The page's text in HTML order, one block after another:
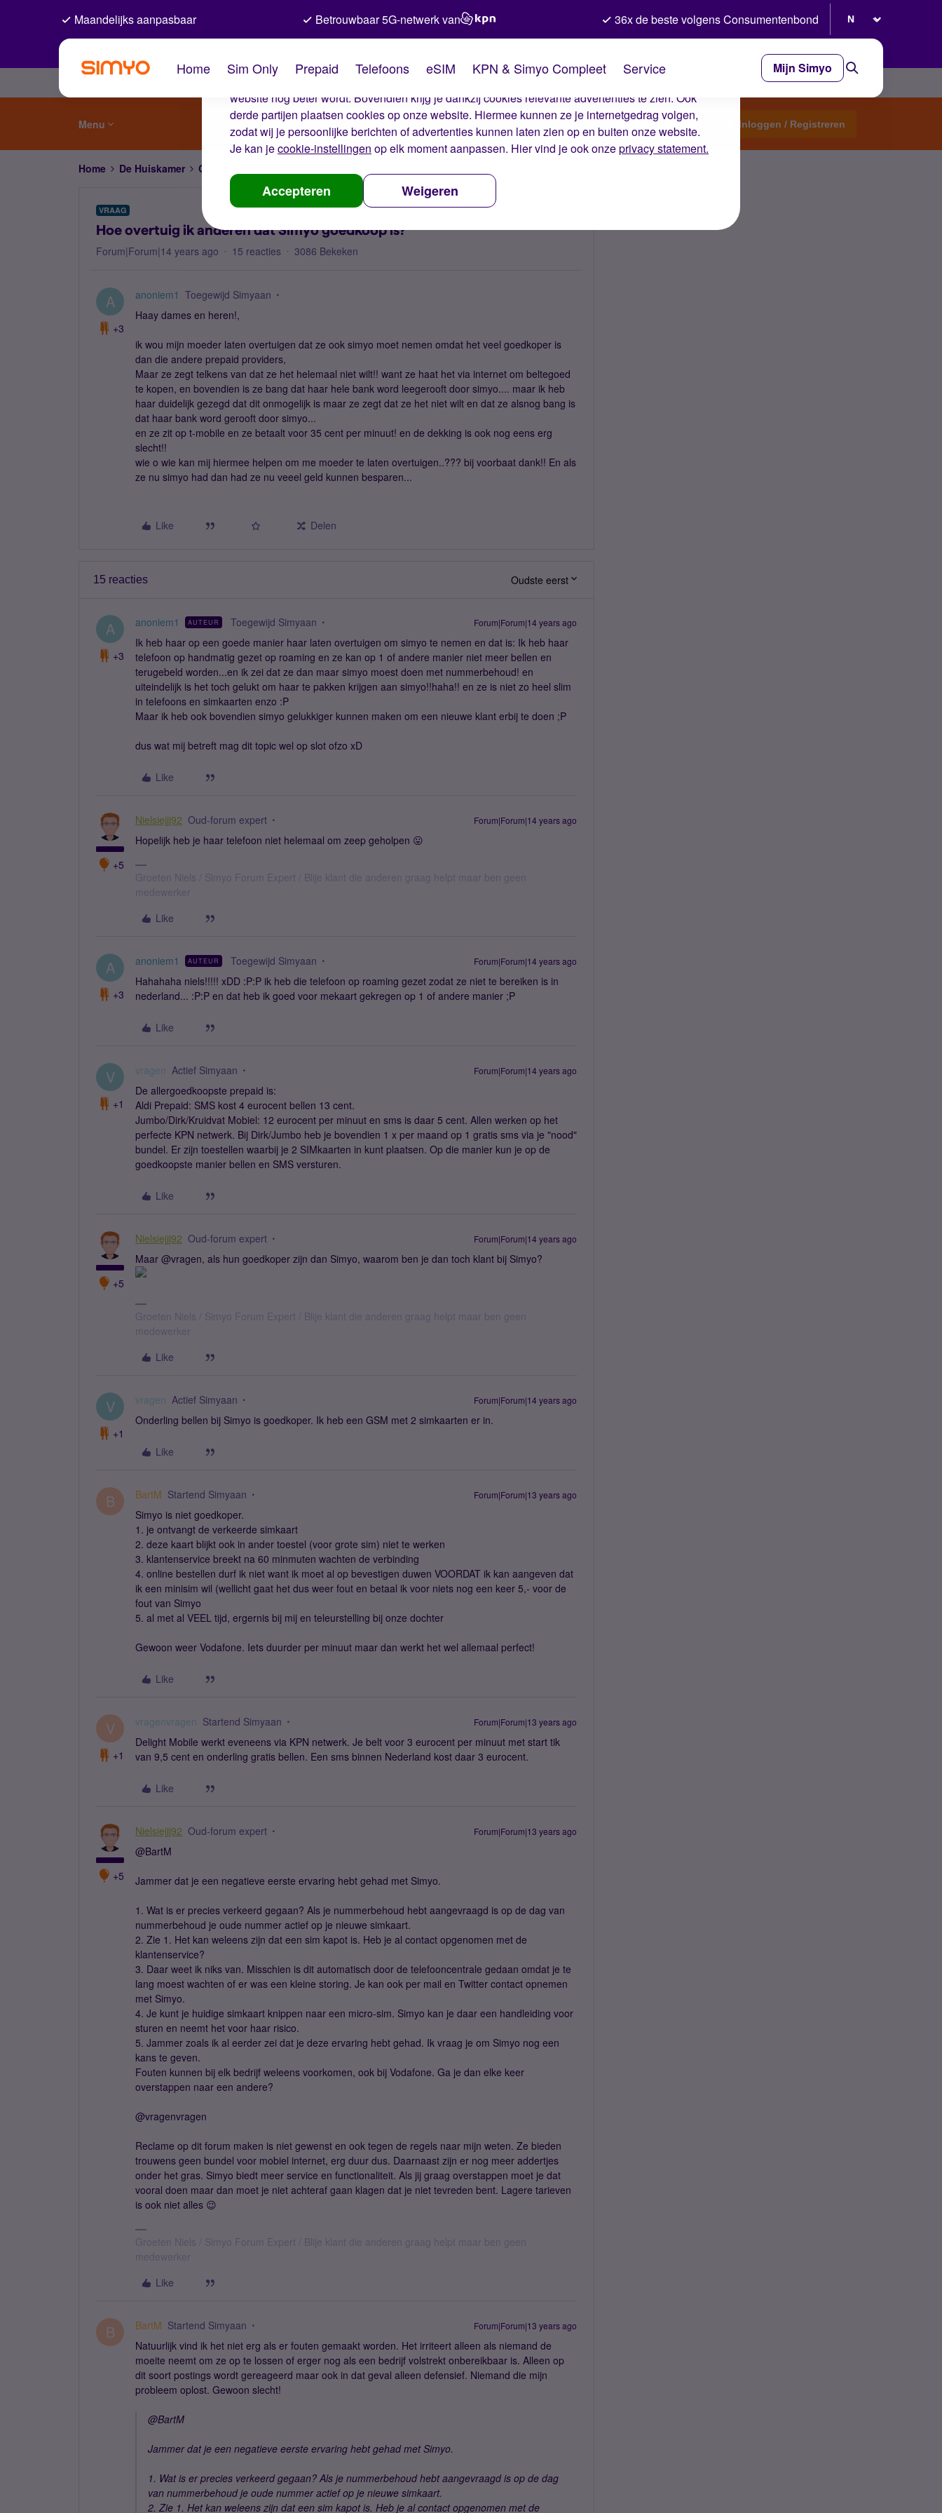
De cookies van Simyo
Wij gebruiken cookies op onze website. Met deze cookies zorgen wij ervoor dat je ervaring op de
website nog beter wordt. Bovendien krijg je dankzij cookies relevante advertenties te zien. Ook
derde partijen plaatsen cookies op onze website. Hiermee kunnen ze je internetgedrag volgen,
zodat wij je persoonlijke berichten of advertenties kunnen laten zien op en buiten onze website.
Je kan jecookie-instellingen op elk moment aanpassen. Hier vind je ook onzeprivacy statement.
Accepteren Weigeren
Maandelijks aanpasbaar Betrouwbaar 5G-netwerk van 36x de beste volgens Consumentenbond
Home Sim Only Prepaid Telefoons eSIM KPN & Simyo Compleet Service Mijn Simyo
Menu Start een topic Inloggen / Registreren
Home De Huiskamer Gewoon gezellig
VRAAG
Hoe overtuig ik anderen dat Simyo goedkoop is?
Forum|Forum|14 years ago 15 reacties 3086 Bekeken
A
+3
anoniem1 Toegewijd Simyaan
Haay dames en heren!,
ik wou mijn moeder laten overtuigen dat ze ook simyo moet nemen omdat het veel goedkoper is
dan die andere prepaid providers,
Maar ze zegt telkens van dat ze het helemaal niet wilt!! want ze haat het via internet om beltegoed
te kopen, en bovendien is ze bang dat haar hele bank word leegerooft door simyo.... maar ik heb
haar duidelijk gezegd dat dit onmogelijk is maar ze zegt dat ze het niet wilt en dat ze alsnog bang is
dat haar bank word gerooft door simyo...
en ze zit op t-mobile en ze betaalt voor 35 cent per minuut! en de dekking is ook nog eens erg
slecht!!
wie o wie kan mij hiermee helpen om me moeder te laten overtuigen..??? bij voorbaat dank!! En als
ze nu simyo had dan had ze nu veeel geld kunnen besparen...
Like Delen
15 reacties Oudste eerst
A
+3
anoniem1 AUTEUR Toegewijd Simyaan Forum|Forum|14 years ago
Ik heb haar op een goede manier haar laten overtuigen om simyo te nemen en dat is: Ik heb haar
telefoon op handmatig gezet op roaming en ze kan op 1 of andere manier niet meer bellen en
terugebeld worden...en ik zei dat ze dan maar simyo moest doen met nummerbehoud! en
uiteindelijk is het toch gelukt om haar te pakken krijgen aan simyo!!haha!! en ze is niet zo heel slim
in telefoons en simkaarten enzo :P
Maar ik heb ook bovendien simyo gelukkiger kunnen maken om een nieuwe klant erbij te doen ;P
dus wat mij betreft mag dit topic wel op slot ofzo xD
Like
+5
Nielsiejjj92 Oud-forum expert Forum|Forum|14 years ago
Hopelijk heb je haar telefoon niet helemaal om zeep geholpen 😛
Groeten Niels / Simyo Forum Expert / Blije klant die anderen graag helpt maar ben geen
medewerker
Like
A
+3
anoniem1 AUTEUR Toegewijd Simyaan Forum|Forum|14 years ago
Hahahaha niels!!!!! xDD :P:P ik heb die telefoon op roaming gezet zodat ze niet te bereiken is in
nederland... :P:P en dat heb ik goed voor mekaart gekregen op 1 of andere manier ;P
Like
V
+1
vragen Actief Simyaan Forum|Forum|14 years ago
De allergoedkoopste prepaid is:
Aldi Prepaid: SMS kost 4 eurocent bellen 13 cent.
Jumbo/Dirk/Kruidvat Mobiel: 12 eurocent per minuut en sms is daar 5 cent. Allen werken op het
perfecte KPN netwerk. Bij Dirk/Jumbo heb je bovendien 1 x per maand op 1 gratis sms via je "nood"
bundel. Er zijn toestellen waarbij je 2 SIMkaarten in kunt plaatsen. Op die manier kun je op de
goedkoopste manier bellen en SMS versturen.
Like
+5
Nielsiejjj92 Oud-forum expert Forum|Forum|14 years ago
Maar @vragen, als hun goedkoper zijn dan Simyo, waarom ben je dan toch klant bij Simyo?
Groeten Niels / Simyo Forum Expert / Blije klant die anderen graag helpt maar ben geen
medewerker
Like
V
+1
vragen Actief Simyaan Forum|Forum|14 years ago
Onderling bellen bij Simyo is goedkoper. Ik heb een GSM met 2 simkaarten er in.
Like
B BartM Startend Simyaan Forum|Forum|13 years ago
Simyo is niet goedkoper.
1. je ontvangt de verkeerde simkaart
2. deze kaart blijkt ook in ander toestel (voor grote sim) niet te werken
3. klantenservice breekt na 60 minmuten wachten de verbinding
4. online bestellen durf ik niet want ik moet al op bevestigen duwen VOORDAT ik kan aangeven dat
ik een minisim wil (wellicht gaat het dus weer fout en betaal ik voor niets nog een keer 5,- voor de
fout van Simyo
5. al met al VEEL tijd, ergernis bij mij en teleurstelling bij onze dochter
Gewoon weer Vodafone. Iets duurder per minuut maar dan werkt het wel allemaal perfect!
Like
V
+1
vragenvragen Startend Simyaan Forum|Forum|13 years ago
Delight Mobile werkt eveneens via KPN netwerk. Je belt voor 3 eurocent per minuut met start tik
van 9,5 cent en onderling gratis bellen. Een sms binnen Nederland kost daar 3 eurocent.
Like
+5
Nielsiejjj92 Oud-forum expert Forum|Forum|13 years ago
@BartM
Jammer dat je een negatieve eerste ervaring hebt gehad met Simyo.
1. Wat is er precies verkeerd gegaan? Als je nummerbehoud hebt aangevraagd is op de dag van
nummerbehoud je oude nummer actief op je nieuwe simkaart.
2. Zie 1. Het kan weleens zijn dat een sim kapot is. Heb je al contact opgenomen met de
klantenservice?
3. Daar weet ik niks van. Misschien is dit automatisch door de telefooncentrale gedaan omdat je te
lang moest wachten of er was een kleine storing. Je kan ook per mail en Twitter contact opnemen
met Simyo.
4. Je kunt je huidige simkaart knippen naar een micro-sim. Simyo kan je daar een handleiding voor
sturen en neemt het voor haar risico.
5. Jammer zoals ik al eerder zei dat je deze ervaring hebt gehad. Ik vraag je om Simyo nog een
kans te geven.
Fouten kunnen bij elk bedrijf weleens voorkomen, ook bij Vodafone. Ga je dan elke keer
overstappen naar een andere?
@vragenvragen
Reclame op dit forum maken is niet gewenst en ook tegen de regels naar mijn weten. Ze bieden
trouwens geen bundel voor mobiel internet, erg duur dus. Daarnaast zijn er nog meer addertjes
onder het gras. Simyo biedt meer service en functionaliteit. Als jij graag overstappen moet je dat
vooral doen maar dan moet je niet achteraf gaan klagen dat je niet tevreden bent. Lagere tarieven
is ook niet alles 😉
Groeten Niels / Simyo Forum Expert / Blije klant die anderen graag helpt maar ben geen
medewerker
Like
B BartM Startend Simyaan Forum|Forum|13 years ago
Natuurlijk vind ik het niet erg als er fouten gemaakt worden. Het irriteert alleen als niemand de
moeite neemt om ze op te lossen of erger nog als een bedrijf volstrekt onbereikbaar is. Alleen op
dit soort postings wordt gereageerd maar ook in dat geval alleen defensief. Niemand die mijn
probleem oplost. Gewoon slecht!
@BartM
Jammer dat je een negatieve eerste ervaring hebt gehad met Simyo.
1. Wat is er precies verkeerd gegaan? Als je nummerbehoud hebt aangevraagd is op de dag
van nummerbehoud je oude nummer actief op je nieuwe simkaart.
2. Zie 1. Het kan weleens zijn dat een sim kapot is. Heb je al contact opgenomen met de